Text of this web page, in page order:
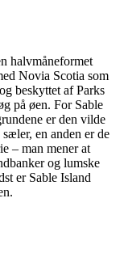
halvmåneformet
Novia Scotia som
beskyttet af Parks
på øen. For Sable
er den vilde
en anden er de
– man mener at
og lumske
er Sable Island